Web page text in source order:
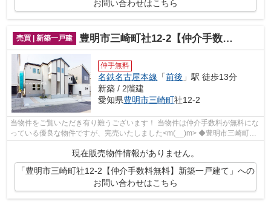
お問い合わせはこちら
売買 | 新築一戸建 豊明市三崎町社12-2【仲介手数料無料】新築一戸建て
仲手無料
名鉄名古屋本線 「前後 」駅 徒歩13分
新築 / 2階建
愛知県豊明市三崎町社12-2
当物件をご覧いただき有り難うございます！ 当物件は仲介手数料が無料にな
っている優良な物件ですが、完売いたしました<m(__)m> ◆豊明市三崎町社
でのマイホーム購入で費用を...
現在販売物件情報がありません。
「豊明市三崎町社12-2【仲介手数料無料】新築一戸建て」への
お問い合わせはこちら